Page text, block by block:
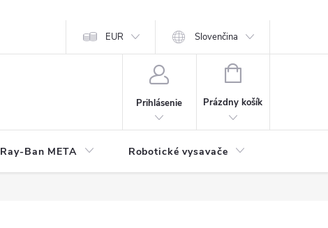
EUR Slovenčina
Prihlásenie
NÁKUPNÝ
Prázdny košík
Ray-Ban META Robotické vysavače